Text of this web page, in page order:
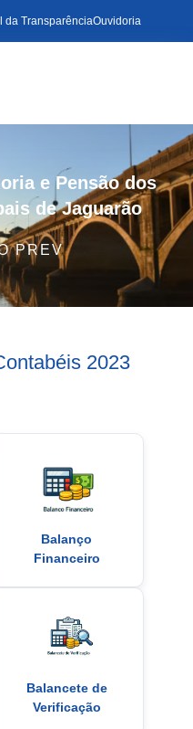
da TransparênciaOuvidoria
e Pensão dos
de Jaguarão
PREV
2023
Balanço
Financeiro
Balancete de
Verificação